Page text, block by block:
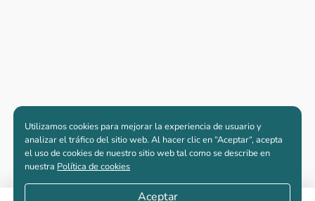
Utilizamos cookies para mejorar la experiencia de usuario y
analizar el tráfico del sitio web. Al hacer clic en “Aceptar“, acepta
el uso de cookies de nuestro sitio web tal como se describe en
nuestra Política de cookies
Aceptar